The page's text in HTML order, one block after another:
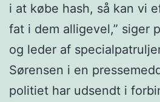
i at købe hash, så kan vi
fat i dem alligevel,” siger
og leder af
Sørensen i en
politiet har udsendt i